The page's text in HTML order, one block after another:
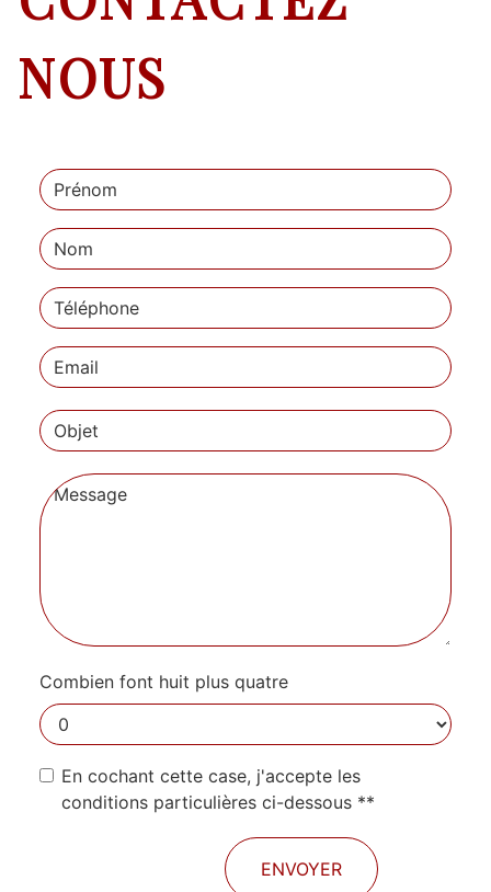
NOUS
Combien font huit plus quatre
En cochant cette case, j'accepte les
conditions particulières ci-dessous **
ENVOYER